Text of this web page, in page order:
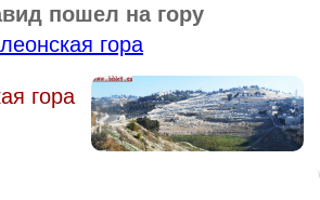
пошел на гору
гора
гора